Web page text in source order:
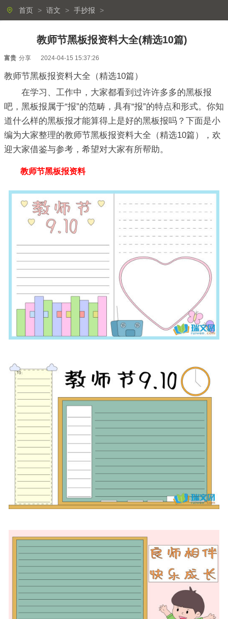
首页 > 语文 > 手抄报 >
教师节黑板报资料大全(精选10篇)
富贵 分享 2024-04-15 15:37:26
教师节黑板报资料大全（精选10篇）
在学习、工作中，大家都看到过许许多多的黑板报
吧，黑板报属于“报”的范畴，具有“报”的特点和形式。你知
道什么样的黑板报才能算得上是好的黑板报吗？下面是小
编为大家整理的教师节黑板报资料大全（精选10篇），欢
迎大家借鉴与参考，希望对大家有所帮助。
教师节黑板报资料